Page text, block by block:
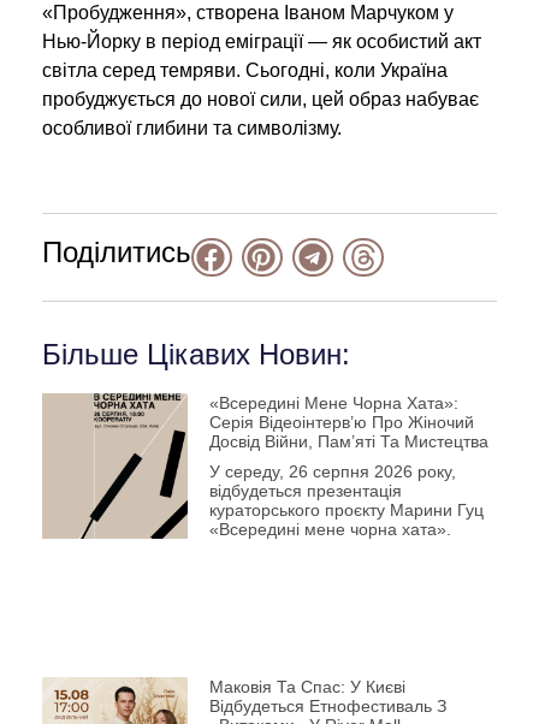
«Пробудження», створена Іваном Марчуком у
Нью-Йорку в період еміграції — як особистий акт
світла серед темряви. Сьогодні, коли Україна
пробуджується до нової сили, цей образ набуває
особливої глибини та символізму.
Поділитись
Більше Цікавих Новин:
«Всередині Мене Чорна Хата»:
Серія Відеоінтерв’ю Про Жіночий
Досвід Війни, Пам’яті Та Мистецтва
У середу, 26 серпня 2026 року,
відбудеться презентація
кураторського проєкту Марини Гуц
«Всередині мене чорна хата».
Маковія Та Спас: У Києві
Відбудеться Етнофестиваль З